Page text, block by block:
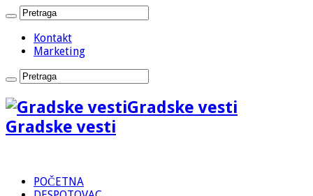
Kontakt
Marketing
Gradske vesti
Gradske vesti
POČETNA